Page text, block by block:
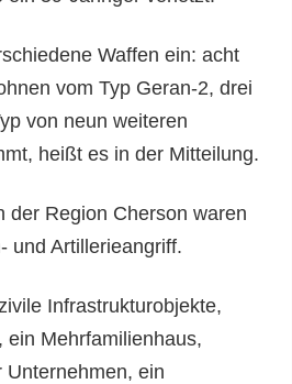
Waffen ein: acht
vom Typ Geran-2, drei
von neun weiteren
heißt es in der Mitteilung.
der Region Cherson waren
und Artillerieangriff.
Infrastrukturobjekte,
ein Mehrfamilienhaus,
Unternehmen, ein